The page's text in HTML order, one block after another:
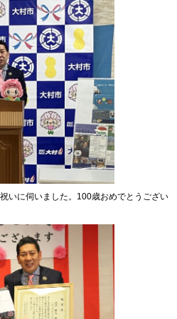
いに伺いました。100歳おめでとうござい